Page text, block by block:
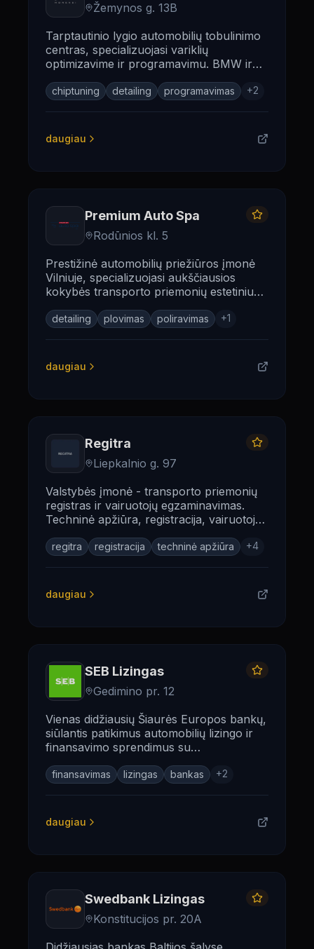
Žemynos g. 13B
Tarptautinio lygio automobilių tobulinimo
centras, specializuojasi variklių
optimizavime ir programavimu. BMW ir
chiptuning detailing programavimas +2
daugiau
Premium Auto Spa
Rodūnios kl. 5
Prestižinė automobilių priežiūros įmonė
Vilniuje, specializuojasi aukščiausios
kokybės transporto priemonių estetiniu
detailing plovimas poliravimas +1
daugiau
Regitra
Liepkalnio g. 97
Valstybės įmonė - transporto priemonių
registras ir vairuotojų egzaminavimas.
Techninė apžiūra, registracija, vairuotojo
regitra registracija techninė apžiūra +4
daugiau
SEB Lizingas
Gedimino pr. 12
Vienas didžiausių Šiaurės Europos bankų,
siūlantis patikimus automobilių lizingo ir
finansavimo sprendimus su
finansavimas lizingas bankas +2
daugiau
Swedbank Lizingas
Konstitucijos pr. 20A